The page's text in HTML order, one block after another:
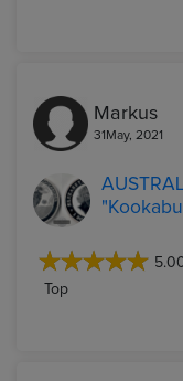
Markus
31May, 2021
Top